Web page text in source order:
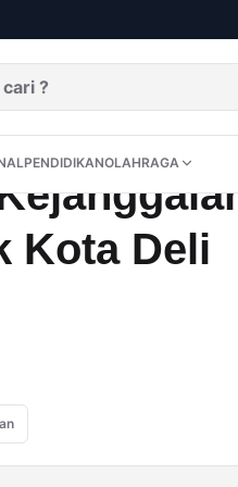
OPININUSANTARA
PENDIDIKANOLAHRAGA
Proyek Kota Deli Megapolitan
Kota Deli